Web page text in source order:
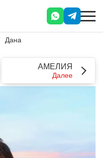
Дана
АМЕЛИЯ
Далее